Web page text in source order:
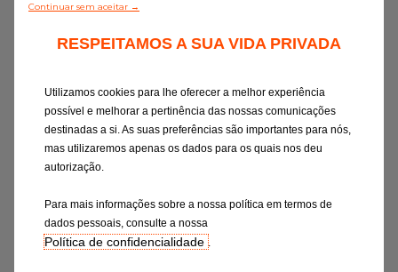
Continuar sem aceitar →
RESPEITAMOS A SUA VIDA PRIVADA
Utilizamos cookies para lhe oferecer a melhor experiência
possível e melhorar a pertinência das nossas comunicações
destinadas a si. As suas preferências são importantes para nós,
mas utilizaremos apenas os dados para os quais nos deu
autorização.
Para mais informações sobre a nossa política em termos de
dados pessoais, consulte a nossa
Política de confidencialidade .